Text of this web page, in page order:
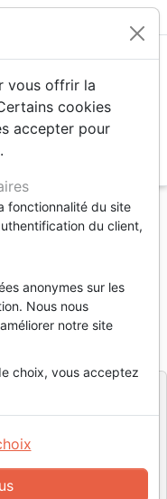
Pâques
Pâque
vous offrir la
cookies
accepter pour
fonctionnalité du site
du client,
anonymes sur les
Nous nous
notre site
choix, vous acceptez